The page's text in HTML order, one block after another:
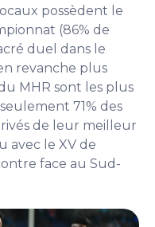
possèdent le
(86% de
duel dans le
revanche plus
MHR sont les plus
71% des
de leur meilleur
avec le XV de
face au Sud-